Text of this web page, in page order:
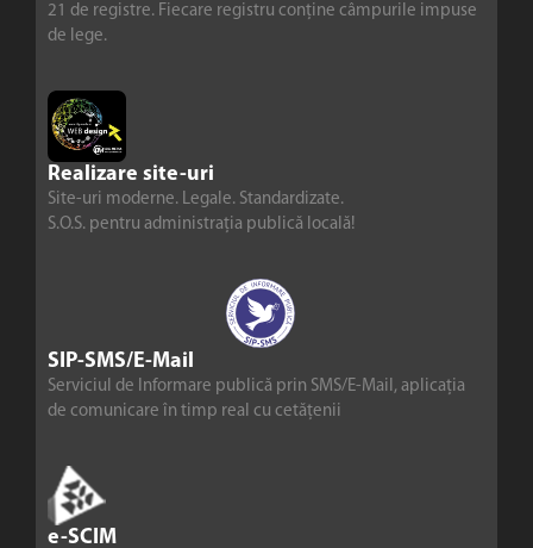
21 de registre. Fiecare registru conține câmpurile impuse
de lege.
Realizare site-uri
Site-uri moderne. Legale. Standardizate.
S.O.S. pentru administrația publică locală!
SIP-SMS/E-Mail
Serviciul de Informare publică prin SMS/E-Mail, aplicația
de comunicare în timp real cu cetățenii
e-SCIM